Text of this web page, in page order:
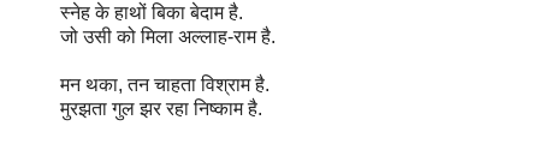
स्नेह के हाथों बिका बेदाम है.
जो उसी को मिला अल्लाह-राम है.
मन थका, तन चाहता विश्राम है.
मुरझता गुल झर रहा निष्काम है.